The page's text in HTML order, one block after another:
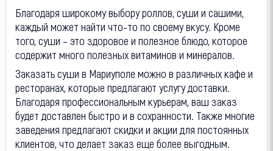
Благодаря широкому выбору роллов, суши и сашими,
каждый может найти что-то по своему вкусу. Кроме
того, суши – это здоровое и полезное блюдо, которое
содержит много полезных витаминов и минералов.
Заказать суши в Мариуполе можно в различных кафе и
ресторанах, которые предлагают услугу доставки.
Благодаря профессиональным курьерам, ваш заказ
будет доставлен быстро и в сохранности. Также многие
заведения предлагают скидки и акции для постоянных
клиентов, что делает заказ еще более выгодным.